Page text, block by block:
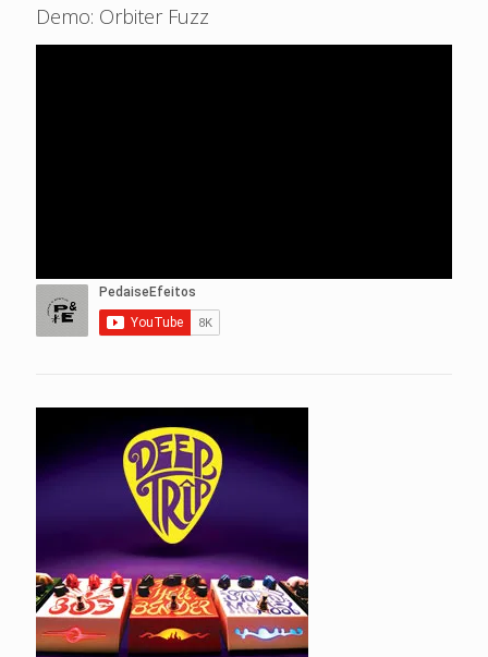
Demo: Orbiter Fuzz